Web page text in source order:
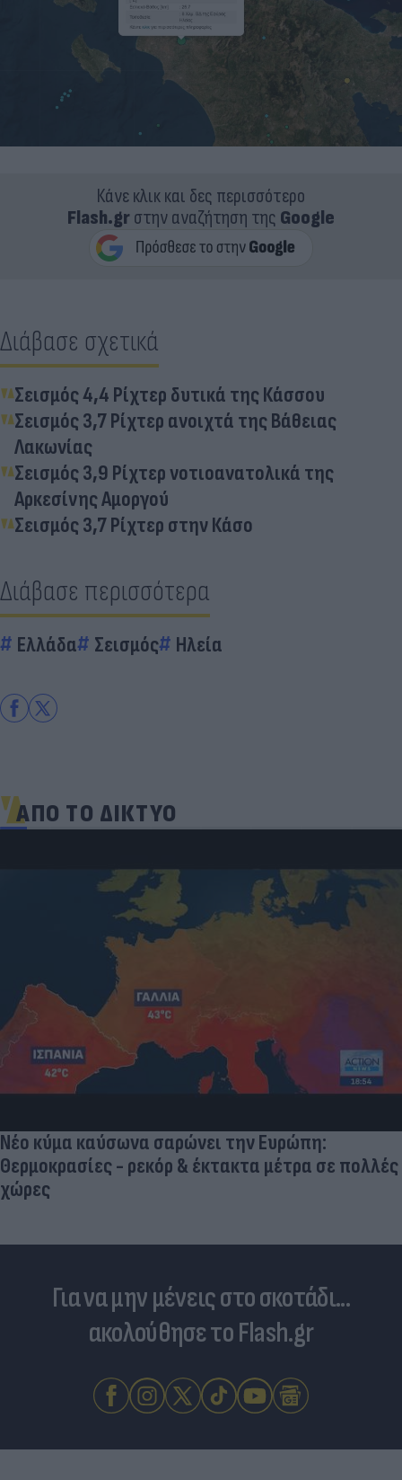
Κάνε κλικ και δες περισσότερο
Flash.grστην αναζήτηση της Google
Διάβασε σχετικά
Σεισμός 4,4 Ρίχτερ δυτικά της Κάσσου
Σεισμός 3,7 Ρίχτερ ανοιχτά της Βάθειας
Λακωνίας
Σεισμός 3,9 Ρίχτερ νοτιοανατολικά της
Αρκεσίνης Αμοργού
Σεισμός 3,7 Ρίχτερ στην Κάσο
Διάβασε περισσότερα
Ελλάδα Σεισμός Ηλεία
ΑΠΟ ΤΟ ΔΙΚΤΥΟ
Και οι μαϊμούδες έχουν κατοικίδια! Οι
επιστήμονες ρίχνουν φως στις "φιλίες" μεταξύ
Για να μην μένεις στο σκοτάδι...
ακολούθησε το Flash.gr